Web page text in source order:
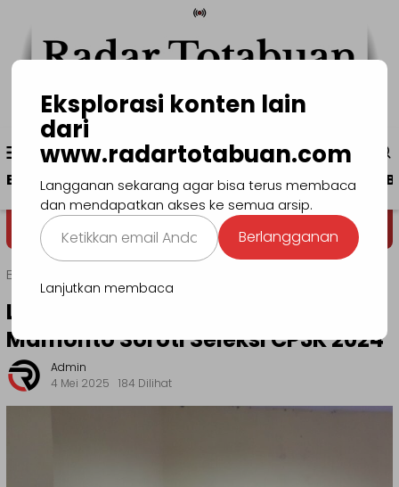
konten
Menu
Mobile
www.radartotabuan.com
Beranda Kotamobagu Bolmong Boltim
Dega' Niondon Selamat
Beranda
Legislator Bolmong Arman
Mamonto Soroti Seleksi CP3K 2024
Admin
4 Mei 2025
184 Dilihat
Eksplorasi konten lain
dari
www.radartotabuan.com
Langganan sekarang agar bisa terus membaca
dan mendapatkan akses ke semua arsip.
Ketikkan
email
Anda...
Berlangganan
Lanjutkan membaca